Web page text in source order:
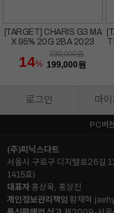
[TARGET] CHARIS G3 MA
X 95% 20G 2BA 2023
14%
230,000원
199,000원
로그인 마이
PC버전
(주)피닉스다트
서울시 구로구 디지털로26길
1415호)
대표자 홍상욱, 홍상진
개인정보관리책임 황재혁